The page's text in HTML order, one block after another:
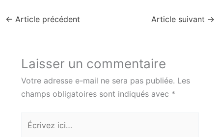
← Article précédent Article suivant →
Laisser un commentaire
Votre adresse e-mail ne sera pas publiée. Les
champs obligatoires sont indiqués avec *
Écrivez
ici…